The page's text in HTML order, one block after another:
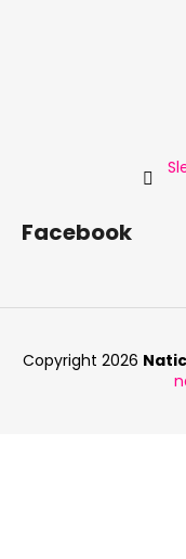
Facebook
Copyright 2026